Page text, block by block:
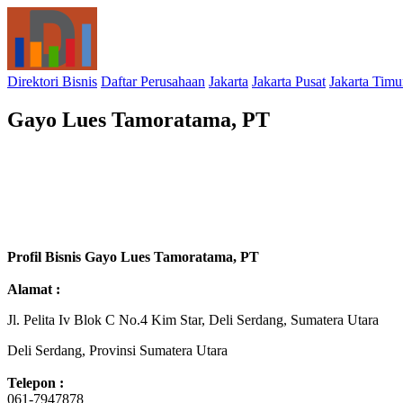
Direktori Bisnis Daftar Perusahaan Jakarta Jakarta Pusat Jakarta
Gayo Lues Tamoratama, PT
Profil Bisnis Gayo Lues Tamoratama, PT
Alamat :
Jl. Pelita Iv Blok C No.4 Kim Star, Deli Serdang, Sumatera Utara
Deli Serdang, Provinsi Sumatera Utara
Telepon :
061-7947878